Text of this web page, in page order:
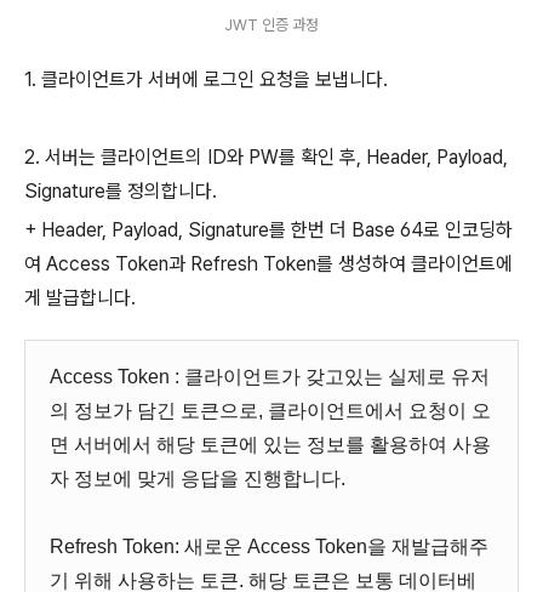
JWT 인증 과정
1. 클라이언트가 서버에 로그인 요청을 보냅니다.
2. 서버는 클라이언트의 ID와 PW를 확인 후, Header, Payload,
Signature를 정의합니다.
+ Header, Payload, Signature를 한번 더 Base 64로 인코딩하
여 Access Token과 Refresh Token를 생성하여 클라이언트에
게 발급합니다.
Access Token : 클라이언트가 갖고있는 실제로 유저
의 정보가 담긴 토큰으로, 클라이언트에서 요청이 오
면 서버에서 해당 토큰에 있는 정보를 활용하여 사용
자 정보에 맞게 응답을 진행합니다.
Refresh Token: 새로운 Access Token을 재발급해주
기 위해 사용하는 토큰. 해당 토큰은 보통 데이터베